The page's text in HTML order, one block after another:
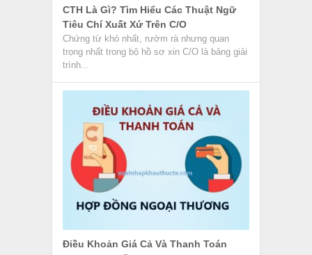
CTH Là Gì? Tìm Hiểu Các Thuật Ngữ
Tiêu Chí Xuất Xứ Trên C/O
Chứng từ khó nhất, rườm rà nhưng quan
trọng nhất trong bộ hồ sơ xin C/O là bảng giải
trình...
Điều Khoản Giá Cả Và Thanh Toán